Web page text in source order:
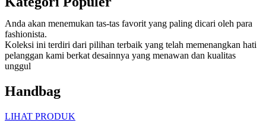
Anda akan menemukan tas-tas favorit yang paling dicari oleh para
fashionista.
Koleksi ini terdiri dari pilihan terbaik yang telah memenangkan hati
pelanggan kami berkat desainnya yang menawan dan kualitas
unggul
Handbag
LIHAT PRODUK